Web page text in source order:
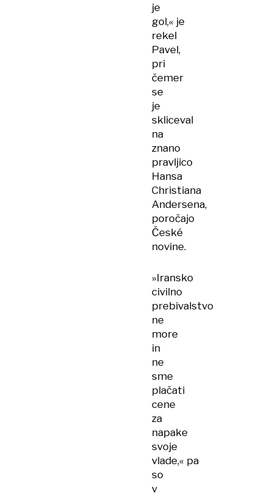
je
gol,« je
rekel
Pavel,
pri
čemer
se
je
skliceval
na
znano
pravljico
Hansa
Christiana
Andersena,
poročajo
České
novine.
»Iransko
civilno
prebivalstvo
ne
more
in
ne
sme
plačati
cene
za
napake
svoje
vlade,« pa
so
v